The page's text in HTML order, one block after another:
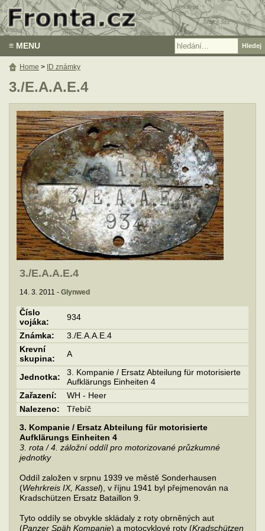
≡ MENU
3./E.A.A.E.4
3./E.A.A.E.4
14. 3. 2011 - Glynwed
Číslo
vojáka:
934
Známka:
3./E.A.A.E.4
Krevní
skupina:
A
Jednotka:
3. Kompanie / Ersatz Abteilung für motorisierte
Aufklärungs Einheiten 4
Zařazení:
WH - Heer
Nalezeno:
Třebíč
3. Kompanie / Ersatz Abteilung für motorisierte
Aufklärungs Einheiten 4
3. rota / 4. záložní oddíl pro motorizované průzkumné
jednotky
Oddíl založen v srpnu 1939 ve městě Sonderhausen
(Wehrkreis IX, Kassel), v říjnu 1941 byl přejmenován na
Kradschützen Ersatz Bataillon 9.
Tyto oddíly se obvykle skládaly z roty obrněných aut
(Panzer Späh Kompanie) a motocyklové roty (Kradschützen
Home > ID známky